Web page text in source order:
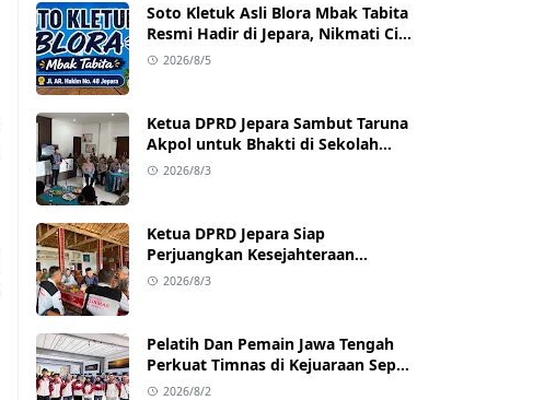
Soto Kletuk Asli Blora Mbak Tabita
Resmi Hadir di Jepara, Nikmati Cita
Rasa Autentik Mulai Rp10 Ribu
2026/8/5
Ketua DPRD Jepara Sambut Taruna
Akpol untuk Bhakti di Sekolah
Rakyat Jepara
2026/8/3
Ketua DPRD Jepara Siap
Perjuangkan Kesejahteraan
Satlinmas Jepara
2026/8/3
Pelatih Dan Pemain Jawa Tengah
Perkuat Timnas di Kejuaraan Sepak
takraw Internasional
2026/8/2